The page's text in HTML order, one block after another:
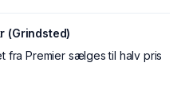
(Grindsted)
fra Premier sælges til halv pris